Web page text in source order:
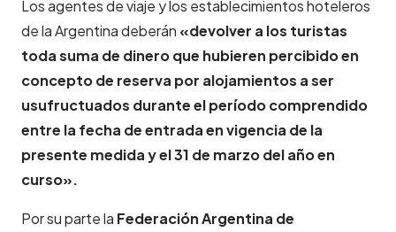
Los agentes de viaje y los establecimientos hoteleros
de la Argentina deberán «devolver a los turistas
toda suma de dinero que hubieren percibido en
concepto de reserva por alojamientos a ser
usufructuados durante el período comprendido
entre la fecha de entrada en vigencia de la
presente medida y el 31 de marzo del año en
curso».
Por su parte la Federación Argentina de